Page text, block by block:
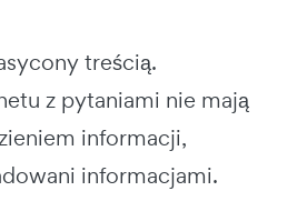
treścią.
z pytaniami nie mają
informacji,
informacjami.